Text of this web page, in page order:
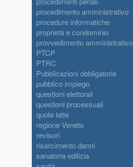
procedimento amministrativo
procedure informatiche
proprietà e condominio
provvedimento amministrativo
PTCP
PTRC
Pubblicazioni obbligatorie
pubblico impiego
questioni elettorali
questioni processuali
quote latte
regione Veneto
revisori
risarcimento danni
sanatoria edilizia